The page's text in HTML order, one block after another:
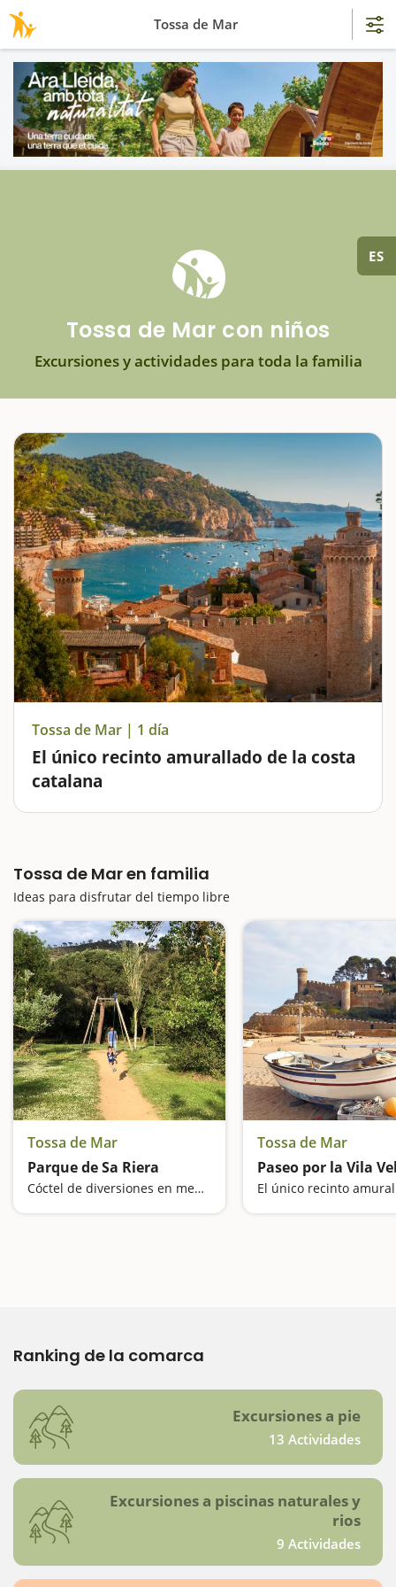
ES
Tossa de Mar con niños
Excursiones y actividades para toda la familia
Tossa de Mar | 1 día
El único recinto amurallado de la costa
catalana
En Tossa de Mar encontramos el único ejemplo de
por este motivo, un paseo por la Villa Vieja es un plan
muy acertado…
Tossa de Mar en familia
Ideas para disfrutar del tiempo libre
Tossa de Mar
Parque de Sa Riera
Cóctel de diversiones en medio de la naturaleza
Tossa de Mar
Paseo por la Vila
Ranking de la comarca
Excursiones a pie
13 Actividades
Excursiones a piscinas naturales y
rios
9 Actividades
Tossa de Mar